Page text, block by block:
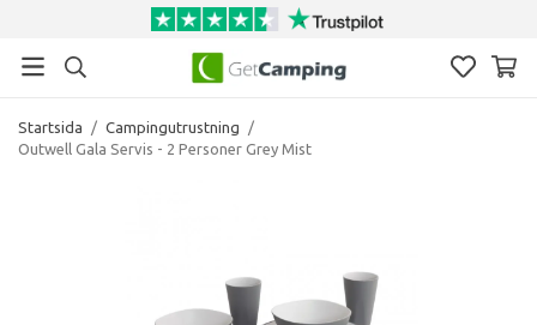
Startsida / Campingutrustning
/
Outwell Gala Servis - 2 Personer Grey Mist